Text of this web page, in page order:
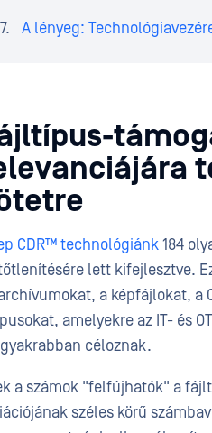
A lényeg:
CDR™ technológiánk184
lett kifejlesztve.
a képfájlokat, a
amelyekre az IT- és
céloznak.
a számok "felfújhatók" a
széles körű